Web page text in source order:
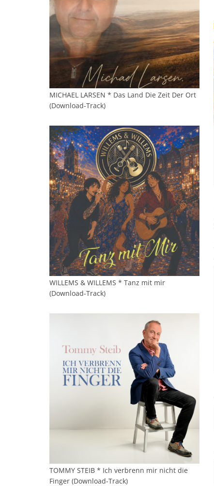
MICHAEL LARSEN * Das Land Die Zeit Der Ort
(Download-Track)
WILLEMS & WILLEMS * Tanz mit mir
(Download-Track)
TOMMY STEIB * Ich verbrenn mir nicht die
Finger (Download-Track)